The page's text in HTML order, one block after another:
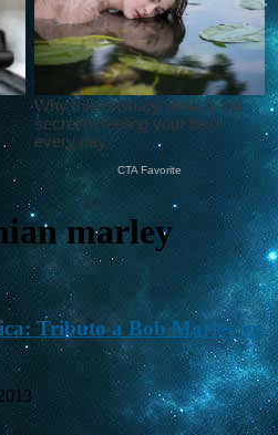
marley
Tributo a Bob Marley en